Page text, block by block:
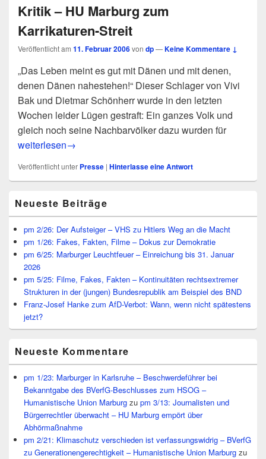
Kritik – HU Marburg zum
Karrikaturen-Streit
Veröffentlicht am 11. Februar 2006von dp—Keine Kommentare ↓
„Das Leben meint es gut mit Dänen und mit denen,
denen Dänen nahestehen!“ Dieser Schlager von Vivi
Bak und Dietmar Schönherr wurde in den letzten
Wochen leider Lügen gestraft: Ein ganzes Volk und
gleich noch seine Nachbarvölker dazu wurden für
pm 2/06: Meinungsfreiheit ist Religionsfreiheit und
weiterlesen→
Veröffentlicht unter Presse | Hinterlasse eine Antwort
Seitenleisten
Widget-
Bereich
Neueste Beiträge
pm 2/26: Der Aufsteiger – VHS zu Hitlers Weg an die Macht
pm 1/26: Fakes, Fakten, Filme – Dokus zur Demokratie
pm 6/25: Marburger Leuchtfeuer – Einreichung bis 31. Januar
2026
pm 5/25: Filme, Fakes, Fakten – Kontinuitäten rechtsextremer
Strukturen in der (jungen) Bundesrepublik am Beispiel des BND
Franz-Josef Hanke zum AfD-Verbot: Wann, wenn nicht spätestens
jetzt?
Neueste Kommentare
pm 1/23: Marburger in Karlsruhe – Beschwerdeführer bei
Bekanntgabe des BVerfG-Beschlusses zum HSOG –
Humanistische Union Marburg zu pm 3/13: Journalisten und
Bürgerrechtler überwacht – HU Marburg empört über
Abhörmaßnahme
pm 2/21: Klimaschutz verschieden ist verfassungswidrig – BVerfG
zu Generationengerechtigkeit – Humanistische Union Marburg zu